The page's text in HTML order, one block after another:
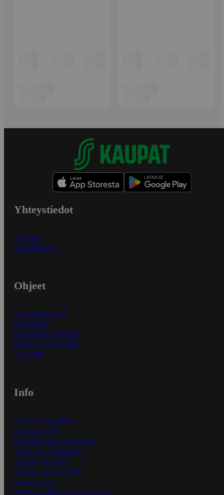
Yhteystiedot
Myymälät
Asiakaspalvelu
Ohjeet
Ensitilaajan ohjeet
Näin maksat
Näin tilaat ja muokkaat
Kaikki ohjeet ja vinkit
In English
Info
S-Business yrityksille
Oiva-raportit
Osuuskauppojen yhteystiedot
Tilaus- ja toimitusehdot
Tietosuojakäytäntö
Palvelun käyttöehdot
Saavutettavuus
Mobiilisovelluksen saavutettavuus